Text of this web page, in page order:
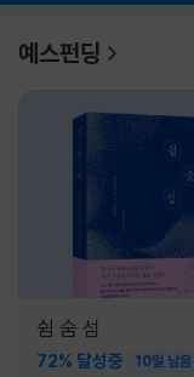
예스펀딩
쉼 숨 섬
72% 달성중 10일 남음